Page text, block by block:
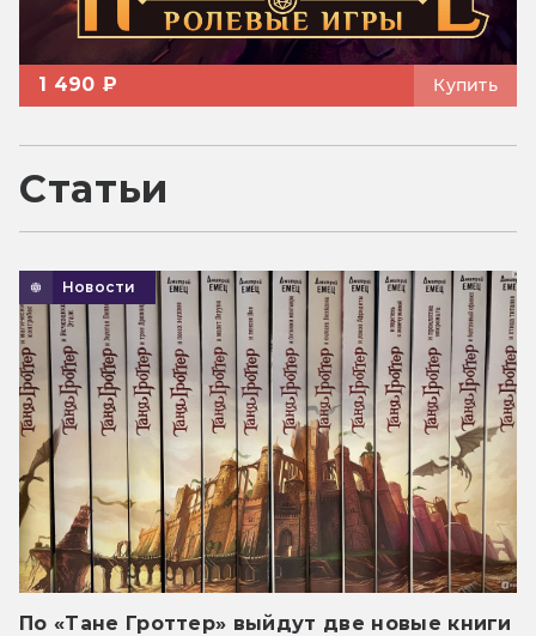
1 490 ₽ Купить
Статьи
Новости
По «Тане Гроттер» выйдут две новые книги